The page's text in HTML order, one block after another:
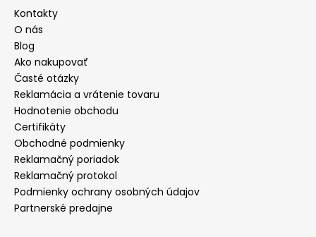
Kontakty
O nás
Blog
Ako nakupovať
Časté otázky
Reklamácia a vrátenie tovaru
Hodnotenie obchodu
Certifikáty
Obchodné podmienky
Reklamačný poriadok
Reklamačný protokol
Podmienky ochrany osobných údajov
Partnerské predajne